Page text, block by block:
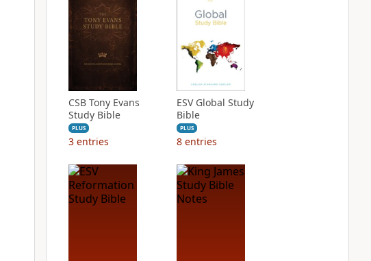
CSB Tony Evans
Study Bible
PLUS
3 entries
ESV Global Study
Bible
PLUS
8 entries